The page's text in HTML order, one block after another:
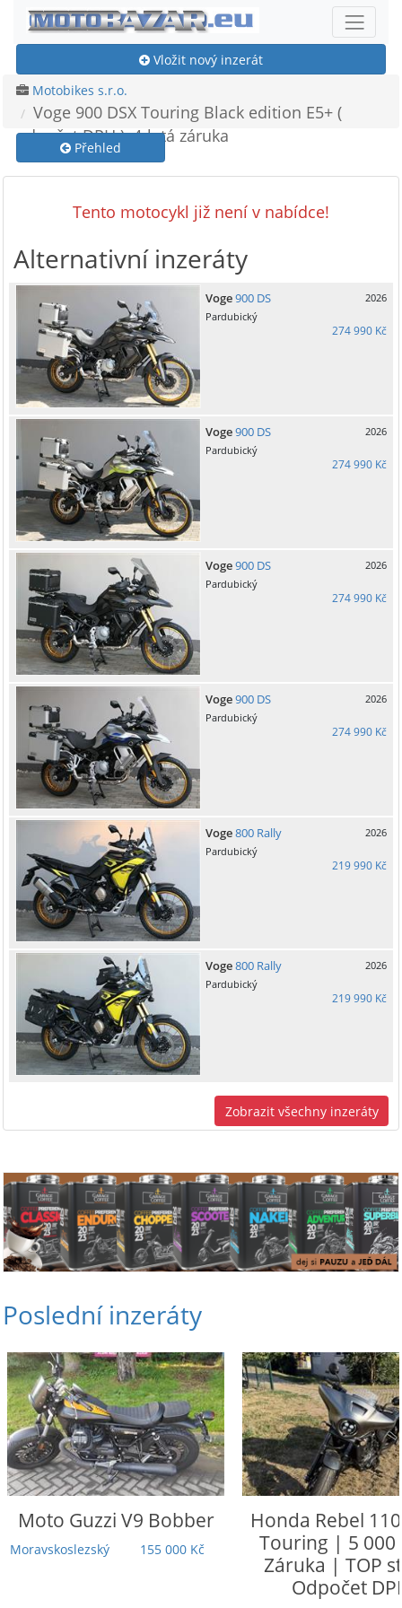
Vložit nový inzerát
Motobikes s.r.o.
Voge 900 DSX Touring Black edition E5+ (
odpočet DPH ), 4-letá záruka
Přehled
Tento motocykl již není v nabídce!
Alternativní inzeráty
Voge900 DS
2026
Pardubický
274 990 Kč
Voge900 DS
2026
Pardubický
274 990 Kč
Voge900 DS
2026
Pardubický
274 990 Kč
Voge900 DS
2026
Pardubický
274 990 Kč
Voge800 Rally
2026
Pardubický
219 990 Kč
Voge800 Rally
2026
Pardubický
219 990 Kč
Zobrazit všechny inzeráty
Poslední inzeráty
Moto Guzzi V9 Bobber
Moravskoslezský 155 000 Kč
Honda Rebel
Touring | 5
Záruka | TOP
Odpočet